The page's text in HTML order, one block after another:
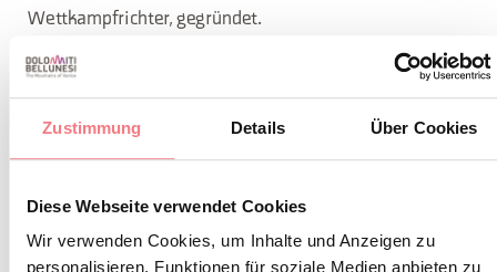
Zustimmung Details Über Cookies
Diese Webseite verwendet Cookies
Wir verwenden Cookies, um Inhalte und Anzeigen zu
personalisieren, Funktionen für soziale Medien anbieten zu
Wettkampfrichter, gegründet.
Jahre der Erfahrung, Leidenschaft für Hunde und Sport
SledDog begleitet und unterstützt, Wirklichkeit werden
konnte.